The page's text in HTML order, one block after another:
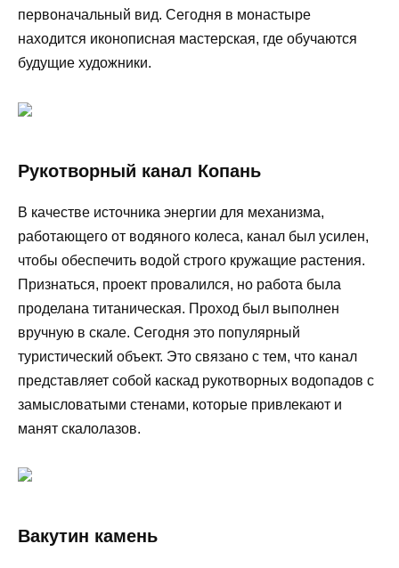
первоначальный вид. Сегодня в монастыре
находится иконописная мастерская, где обучаются
будущие художники.
Рукотворный канал Копань
В качестве источника энергии для механизма,
работающего от водяного колеса, канал был усилен,
чтобы обеспечить водой строго кружащие растения.
Признаться, проект провалился, но работа была
проделана титаническая. Проход был выполнен
вручную в скале. Сегодня это популярный
туристический объект. Это связано с тем, что канал
представляет собой каскад рукотворных водопадов с
замысловатыми стенами, которые привлекают и
манят скалолазов.
Вакутин камень